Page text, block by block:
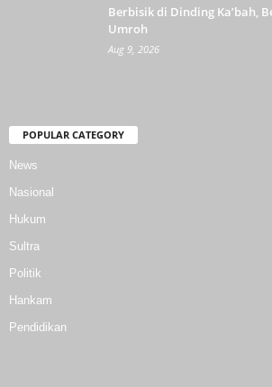
Berbisik di Dinding Ka’bah,
Umroh
Aug 9, 2026
POPULAR CATEGORY
News
Nasional
Hukum
Sultra
Politik
Hankam
Pendidikan